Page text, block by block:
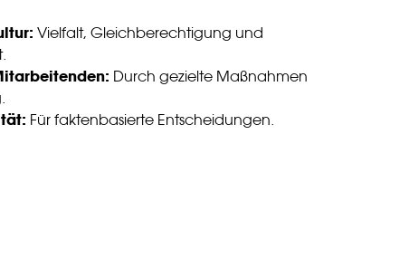
Vielfalt, Gleichberechtigung und
Durch gezielte Maßnahmen
Für faktenbasierte Entscheidungen.